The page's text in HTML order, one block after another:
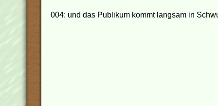
004: und das Publikum kommt langsam in